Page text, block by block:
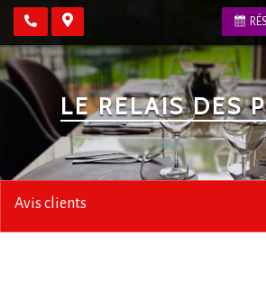
LE RELAIS DES
Avis clients